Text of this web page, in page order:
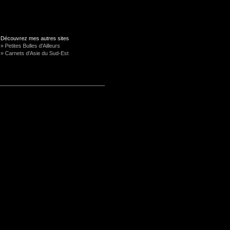
Découvrez mes autres sites
» Petites Bulles d'Ailleurs
» Carnets d'Asie du Sud-Est